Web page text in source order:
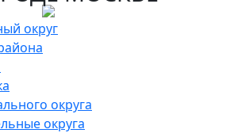
округ
округа
округа